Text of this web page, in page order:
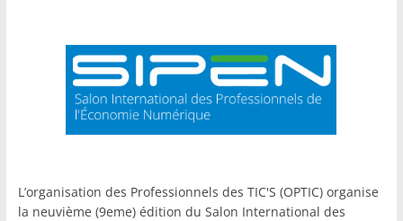
L’organisation des Professionnels des TIC'S (OPTIC) organise
la neuvième (9eme) édition du Salon International des